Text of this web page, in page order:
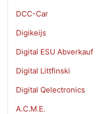
DCC-Car
Digikeijs
Digital ESU Abverkauf
Digital Littfinski
Digital Qelectronics
A.C.M.E.